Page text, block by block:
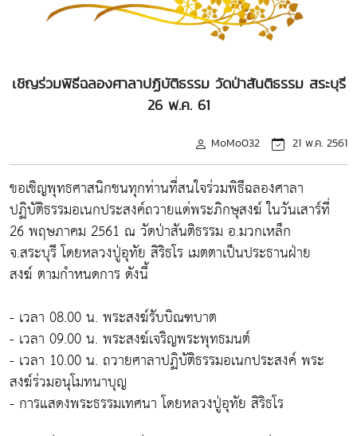
เชิญร่วมพิธีฉลองศาลาปฏิบัติธรรม วัดป่าสันติธรรม สระบุรี
26 พ.ค. 61
MoMo032 21 พ.ค. 2561
ขอเชิญพุทธศาสนิกชนทุกท่านที่สนใจร่วมพิธีฉลองศาลา
ปฏิบัติธรรมอเนกประสงค์ถวายแด่พระภิกษุสงฆ์ ในวันเสาร์ที่
26 พฤษภาคม 2561 ณ วัดป่าสันติธรรม อ.มวกเหล็ก
จ.สระบุรี โดยหลวงปู่อุทัย สิริธโร เมตตาเป็นประธานฝ่าย
สงฆ์ ตามกำหนดการ ดังนี้
- เวลา 08.00 น. พระสงฆ์รับบิณฑบาต
- เวลา 09.00 น. พระสงฆ์เจริญพระพุทธมนต์
- เวลา 10.00 น. ถวายศาลาปฏิบัติธรรมอเนกประสงค์ พระ
สงฆ์ร่วมอนุโมทนาบุญ
- การแสดงพระธรรมเทศนา โดยหลวงปู่อุทัย สิริธโร